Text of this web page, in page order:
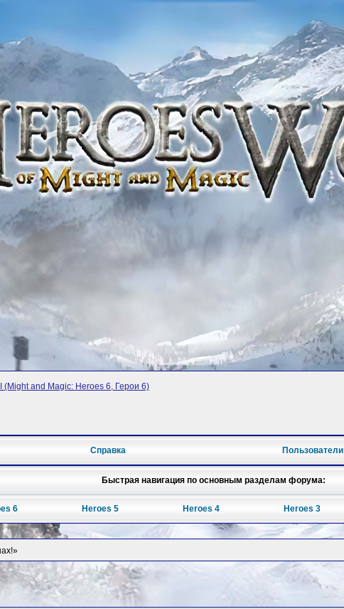
(Might and Magic: Heroes 6, Герои 6)
Справка Пользователи
Быстрая навигация по основным разделам форума:
6 Heroes 5 Heroes 4 Heroes 3